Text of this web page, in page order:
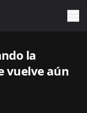
la
vuelve aún